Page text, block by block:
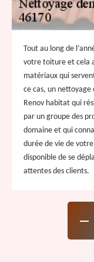
Tout au long de
votre toiture et cela
matériaux qui
ce cas, un nettoyage
Renov habitat qui
par un groupe des
domaine et qui
durée de vie de
disponible de se
attentes des clients.